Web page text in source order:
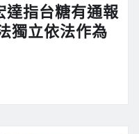
達指台糖有通報
獨立依法作為